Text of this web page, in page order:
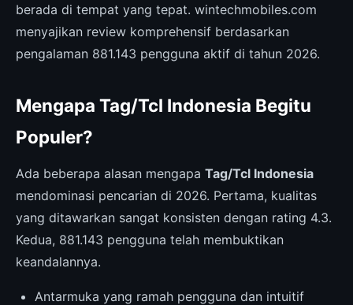
berada di tempat yang tepat. wintechmobiles.com
menyajikan review komprehensif berdasarkan
pengalaman 881.143 pengguna aktif di tahun 2026.
Mengapa Tag/Tcl Indonesia Begitu
Populer?
Ada beberapa alasan mengapa Tag/Tcl Indonesia
mendominasi pencarian di 2026. Pertama, kualitas
yang ditawarkan sangat konsisten dengan rating 4.3.
Kedua, 881.143 pengguna telah membuktikan
keandalannya.
Antarmuka yang ramah pengguna dan intuitif